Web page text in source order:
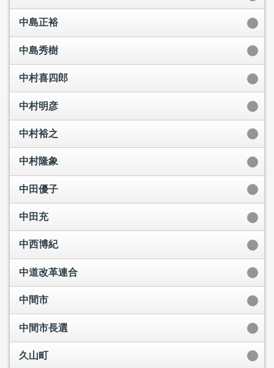
中島正裕
中島秀樹
中村喜四郎
中村明彦
中村裕之
中村隆象
中田優子
中田充
中西博紀
中道改革連合
中間市
中間市長選
久山町